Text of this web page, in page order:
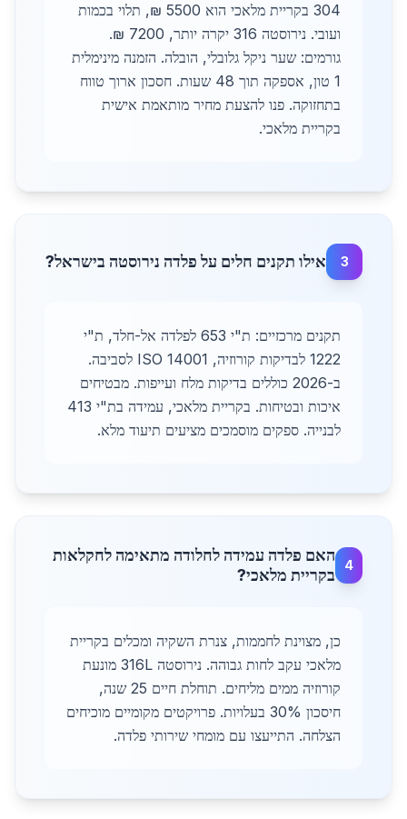
304 בקריית מלאכי הוא 5500 ₪, תלוי בכמות
ועובי. נירוסטה 316 יקרה יותר, 7200 ₪.
גורמים: שער ניקל גלובלי, הובלה. הזמנה מינימלית
1 טון, אספקה תוך 48 שעות. חסכון ארוך טווח
בתחזוקה. פנו להצעת מחיר מותאמת אישית
בקריית מלאכי.
3 אילו תקנים חלים על פלדה נירוסטה בישראל?
תקנים מרכזיים: ת"י 653 לפלדה אל-חלד, ת"י
1222 לבדיקות קורוזיה, ISO 14001 לסביבה.
ב-2026 כוללים בדיקות מלח ועייפות. מבטיחים
איכות ובטיחות. בקריית מלאכי, עמידה בת"י 413
לבנייה. ספקים מוסמכים מציעים תיעוד מלא.
4
האם פלדה עמידה לחלודה מתאימה לחקלאות
בקריית מלאכי?
כן, מצוינת לחממות, צנרת השקיה ומכלים בקריית
מלאכי עקב לחות גבוהה. נירוסטה 316L מונעת
קורוזיה ממים מליחים. תוחלת חיים 25 שנה,
חיסכון 30% בעלויות. פרויקטים מקומיים מוכיחים
הצלחה. התייעצו עם מומחי שירותי פלדה.